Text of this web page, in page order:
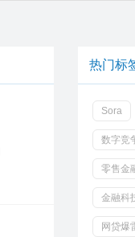
热门标
Sora
数字竞
零售金
金融科
网贷爆